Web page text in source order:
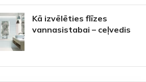
Kā izvēlēties flīzes
vannasistabai – ceļvedis